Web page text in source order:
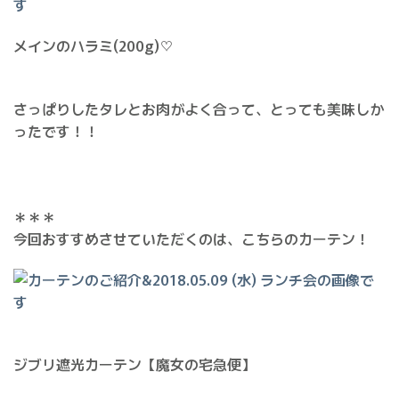
メインのハラミ(200g)♡
さっぱりしたタレとお肉がよく合って、とっても美味しか
ったです！！
＊＊＊
今回おすすめさせていただくのは、こちらのカーテン！
ジブリ遮光カーテン【魔女の宅急便】